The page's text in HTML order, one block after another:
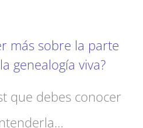
más sobre la parte
genealogía viva?
que debes conocer